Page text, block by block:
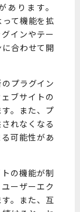
ります。
て機能を拡
インやテー
合わせて開
プラグイン
ブサイトの
。また、プ
れなくなる
可能性があ
の機能が制
ーザーエク
。また、互